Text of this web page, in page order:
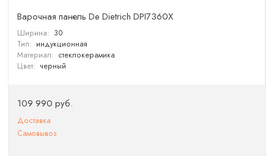
Варочная панель De Dietrich DPI7360X
Ширина: 30
Тип: индукционная
Материал: стеклокерамика
Цвет: черный
109 990 руб.
Доставка
Самовывоз